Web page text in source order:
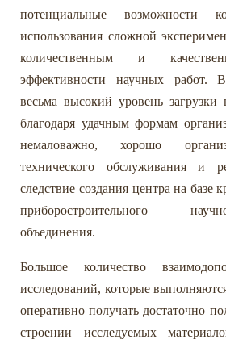
потенциальные возможности
использования сложной
количественным и
эффективности научных работ.
весьма высокий уровень загрузки
благодаря удачным формам
немаловажно, хорошо
технического обслуживания
следствие создания центра на базе
приборостроительного научно-
объединения.
Большое количество
исследований, которые
оперативно получать достаточно
строении исследуемых